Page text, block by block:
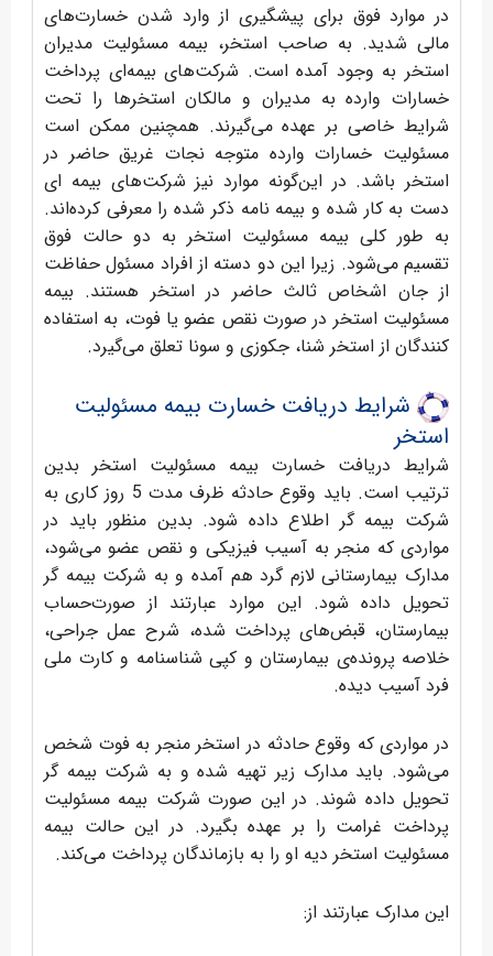
در موارد فوق برای پیشگیری از وارد شدن خسارت‌های
مالی شدید. به صاحب استخر، بیمه مسئولیت مدیران
استخر به وجود آمده است. شرکت‌های بیمه‌ای پرداخت
خسارات وارده به مدیران و مالکان استخرها را تحت
شرایط خاصی بر عهده می‌گیرند. همچنین ممکن است
مسئولیت خسارات وارده متوجه نجات غریق حاضر در
استخر باشد. در این‌گونه موارد نیز شرکت‌های بیمه ای
دست به کار شده و بیمه نامه ذکر شده را معرفی کرده‌اند.
به طور کلی بیمه مسئولیت استخر به دو حالت فوق
تقسیم می‌شود. زیرا این دو دسته از افراد مسئول حفاظت
از جان اشخاص ثالث حاضر در استخر هستند. بیمه
مسئولیت استخر در صورت نقص عضو یا فوت، به استفاده
کنندگان از استخر شنا، جکوزی و سونا تعلق می‌گیرد.
شرایط دریافت خسارت بیمه مسئولیت
استخر
شرایط دریافت خسارت بیمه مسئولیت استخر بدین
ترتیب است. باید وقوع حادثه ظرف مدت 5 روز کاری به
شرکت بیمه گر اطلاع داده شود. بدین منظور باید در
مواردی که منجر به آسیب فیزیکی و نقص عضو می‌شود،
مدارک بیمارستانی لازم گرد هم آمده و به شرکت بیمه گر
تحویل داده شود. این موارد عبارتند از صورت‌حساب
بیمارستان، قبض‌های پرداخت شده، شرح عمل جراحی،
خلاصه پرونده‌ی بیمارستان و کپی شناسنامه و کارت ملی
فرد آسیب دیده.
در مواردی که وقوع حادثه در استخر منجر به فوت شخص
می‌شود. باید مدارک زیر تهیه شده و به شرکت بیمه گر
تحویل داده شوند. در این صورت شرکت بیمه مسئولیت
پرداخت غرامت را بر عهده بگیرد. در این حالت بیمه
مسئولیت استخر دیه او را به بازماندگان پرداخت می‌کند.
این مدارک عبارتند از: